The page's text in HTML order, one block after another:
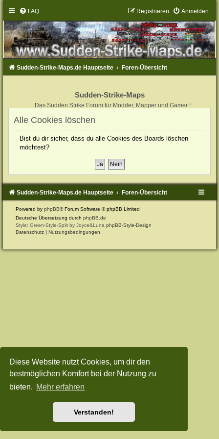
Diese Website nutzt Cookies, um dir den
bestmöglichen Komfort bei der Nutzung zu
bieten. Mehr erfahren
Verstanden!
FAQ Anmelden
Registrieren
Sudden-Strike-Maps.de Hauptseite Foren-Übersicht
Sudden-Strike-Maps
Das Sudden Strike Forum für Modder, Mapper und Gamer !
Alle Cookies löschen
Bist du dir sicher, dass du alle Cookies des Boards löschen
möchtest?
Sudden-Strike-Maps.de Hauptseite Foren-Übersicht
Powered byphpBB® Forum Software © phpBB Limited
Deutsche Übersetzung durchphpBB.de
Style: Green-Style-Split by Joyce&LunaphpBB-Style-Design
Datenschutz |Nutzungsbedingungen